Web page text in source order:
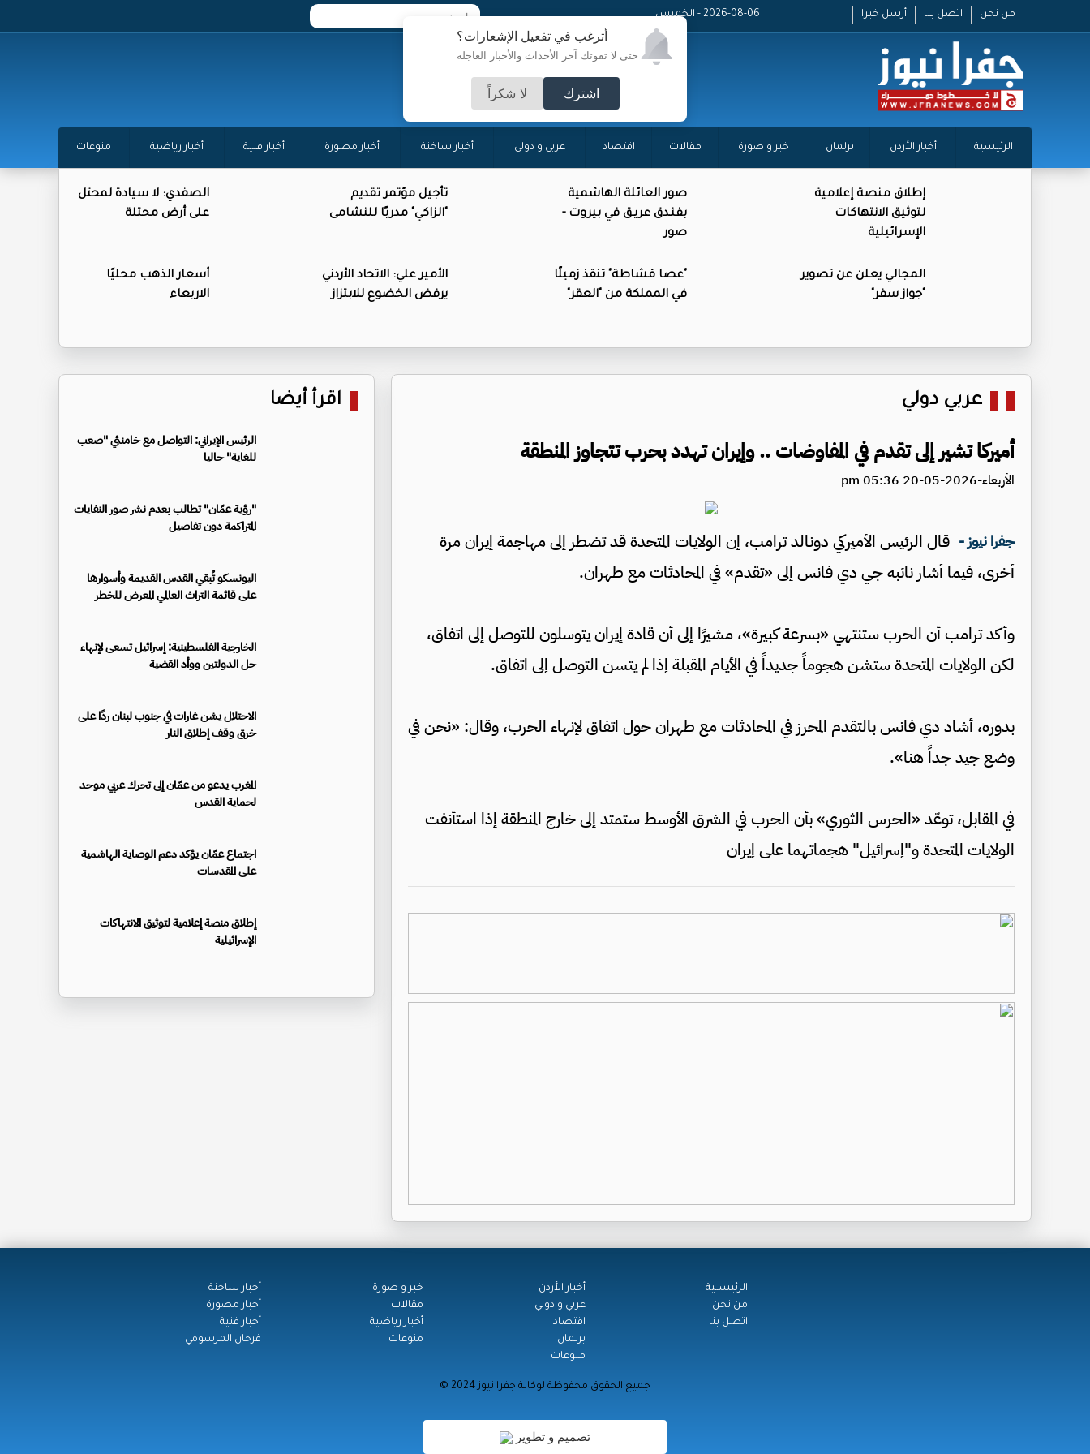
أترغب في تفعيل الإشعارات؟
حتى لا تفوتك آخر الأحداث والأخبار العاجلة
اشترك لا شكراً
من نحن اتصل بنا أرسل خبرا 2026-08-06 - الخميس
الرئيسية أخبار الأردن برلمان خبر و صورة مقالات اقتصاد عربي و دولي أخبار ساخنة أخبار مصورة أخبار فنية أخبار رياضية منوعات
إطلاق منصة إعلامية
لتوثيق الانتهاكات
الإسرائيلية
صور العائلة الهاشمية
بفنـدق عريـق في بيروت -
صور
تأجيل مؤتمر تقديم
"الزاكي" مدربًا للنشامى
الصفدي: لا سيادة لمحتل
على أرض محتلة
المجالي يعلن عن تصوير
"جواز سفر"
"عصا قشاطة" تنقذ زميلًا
في المملكة من "العقر"
الأمير علي: الاتحاد الأردني
يرفض الخضوع للابتزاز
أسعار الذهب محليًا
الاربعاء
عربي دولي
أميركا تشير إلى تقدم في المفاوضات .. وإيران تهدد بحرب تتجاوز المنطقة
الأربعاء-2026-05-20 05:36 pm
جفرا نيوز - قال الرئيس الأميركي دونالد ترامب، إن الولايات المتحدة قد تضطر ​إلى مهاجمة إيران مرة
أخرى، فيما أشار نائبه جي دي فانس إلى «تقدم» في المحادثات مع طهران.
وأكد ترامب أن الحرب ستنتهي «بسرعة كبيرة»، مشيرًا إلى أن قادة إيران يتوسلون للتوصل إلى اتفاق،
لكن الولايات المتحدة ستشن هجوماً جديداً في الأيام المقبلة إذا لم يتسن التوصل إلى اتفاق.
بدوره، أشاد دي فانس بالتقدم المحرز في المحادثات مع طهران حول اتفاق لإنهاء الحرب، وقال: «نحن في
وضع جيد جداً هنا».
في المقابل، توعّد «الحرس الثوري» بأن الحرب في الشرق الأوسط ستمتد إلى خارج المنطقة إذا استأنفت
الولايات المتحدة و"إسرائيل" هجماتهما على إيران
اقرأ أيضا
الرئيس الإيراني: التواصل مع خامنئي "صعب
للغاية" حاليا
"رؤية عمّان" تطالب بعدم نشر صور النفايات
المتراكمة دون تفاصيل
اليونسكو تُبقي القدس القديمة وأسوارها
على قائمة التراث العالمي المعرض للخطر
الخارجية الفلسطينية: إسرائيل تسعى لإنهاء
حل الدولتين ووأد القضية
الاحتلال يشن غارات في جنوب لبنان ردًا على
خرق وقف إطلاق النار
المغرب يدعو من عمّان إلى تحرك عربي موحد
لحماية القدس
اجتماع عمّان يؤكد دعم الوصاية الهاشمية
على المقدسات
إطلاق منصة إعلامية لتوثيق الانتهاكات
الإسرائيلية
الرئيســية
من نحن
اتصل بنا
أخبار الأردن
عربي و دولي
اقتصاد
برلمان
منوعات
خبر و صورة
مقالات
أخبار رياضية
منوعات
أخبار ساخنة
أخبار مصورة
أخبار فنية
فرحان المرسومي
© جميع الحقوق محفوظة لوكالة جفرا نيوز 2024
تصميم و تطوير